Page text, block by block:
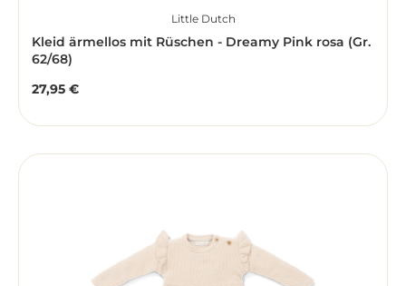
Little Dutch
Kleid ärmellos mit Rüschen - Dreamy Pink rosa (Gr.
62/68)
Regulärer Preis:
27,95 €